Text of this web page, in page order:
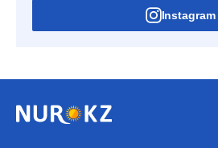
Instagram